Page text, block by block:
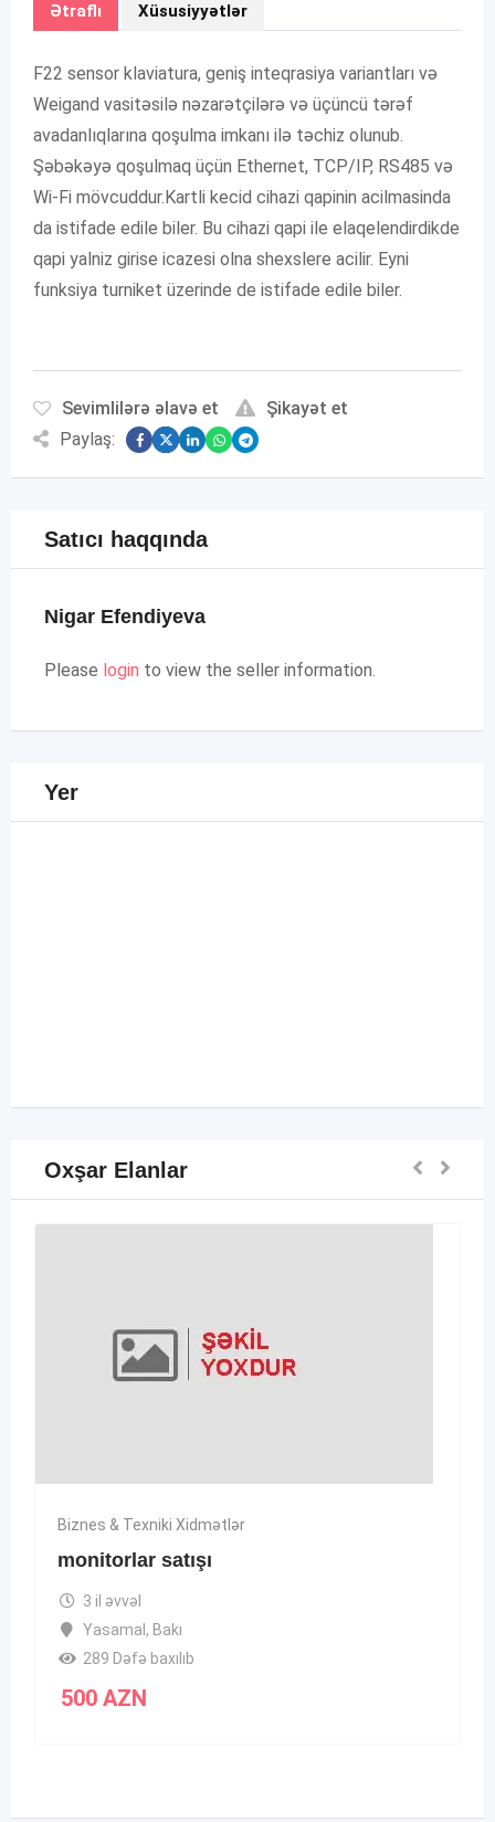
Ətraflı Xüsusiyyətlər
F22 sensor klaviatura, geniş inteqrasiya variantları və
Weigand vasitəsilə nəzarətçilərə və üçüncü tərəf
avadanlıqlarına qoşulma imkanı ilə təchiz olunub.
Şəbəkəyə qoşulmaq üçün Ethernet, TCP/IP, RS485 və
Wi-Fi mövcuddur.Kartli kecid cihazi qapinin acilmasinda
da istifade edile biler. Bu cihazi qapi ile elaqelendirdikde
qapi yalniz girise icazesi olna shexslere acilir. Eyni
funksiya turniket üzerinde de istifade edile biler.
Sevimlilərə əlavə et
Şikayət et
Paylaş:
Satıcı haqqında
Nigar Efendiyeva
Please login to view the seller information.
Yer
Oxşar Elanlar
Biznes & Texniki Xidmətlər
monitorlar satışı
3 il əvvəl
Yasamal , Bakı
289 Dəfə baxılıb
500 AZN